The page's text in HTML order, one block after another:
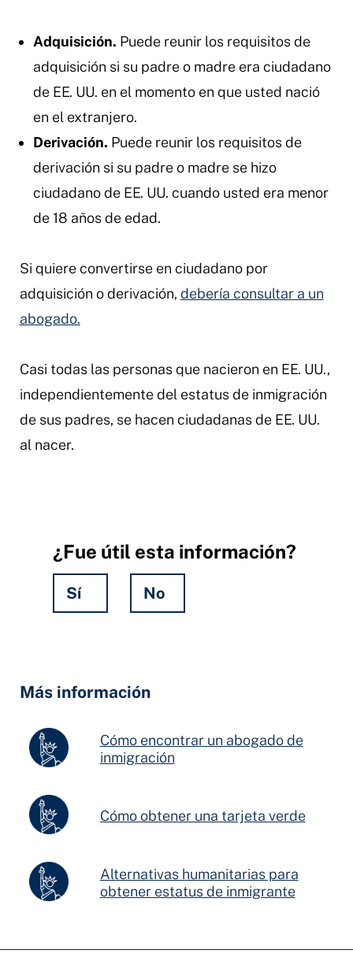
Adquisición. Puede reunir los requisitos de
adquisición si su padre o madre era ciudadano
de EE. UU. en el momento en que usted nació
en el extranjero.
Derivación. Puede reunir los requisitos de
derivación si su padre o madre se hizo
ciudadano de EE. UU. cuando usted era menor
de 18 años de edad.
Si quiere convertirse en ciudadano por
adquisición o derivación, debería consultar a un
abogado.
Casi todas las personas que nacieron en EE. UU.,
independientemente del estatus de inmigración
de sus padres, se hacen ciudadanas de EE. UU.
al nacer.
¿Fue útil esta información?
Sí No
Más información
Cómo encontrar un abogado de
inmigración
Cómo obtener una tarjeta verde
Alternativas humanitarias para
obtener estatus de inmigrante